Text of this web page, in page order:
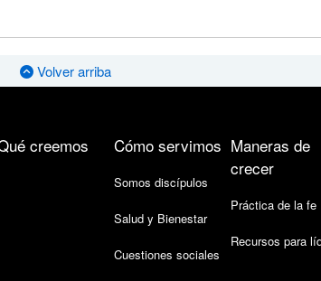
Volver arriba
creemos Cómo servimos
Somos discípulos
Salud y Bienestar
Cuestiones sociales
Maneras de
crecer
Práctica de la fe
Recursos para